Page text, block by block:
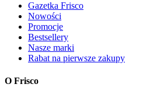
Gazetka Frisco
Nowości
Promocje
Bestsellery
Nasze marki
Rabat na pierwsze zakupy
O Frisco